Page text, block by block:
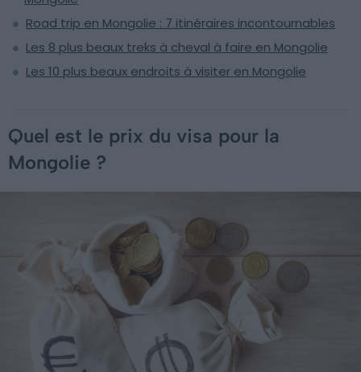
Road trip en Mongolie : 7 itinéraires incontournables
Les 8 plus beaux treks à cheval à faire en Mongolie
Les 10 plus beaux endroits à visiter en Mongolie
Quel est le prix du visa pour la
Mongolie ?